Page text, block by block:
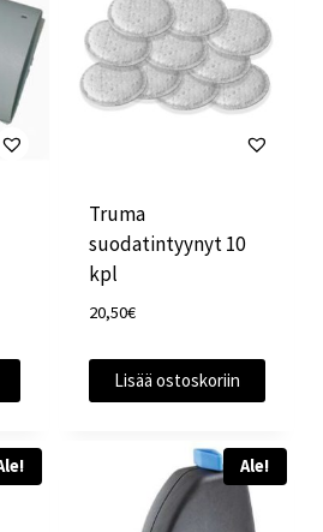
Truma
suodatintyynyt 10
kpl
20,50€
Lisää ostoskoriin
Ale!